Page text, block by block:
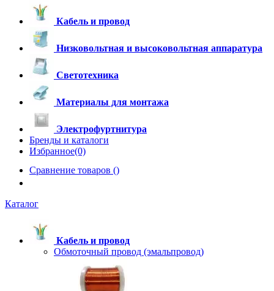
Кабель и провод
Низковольтная и высоковольтная аппаратура
Светотехника
Материалы для монтажа
Электрофуртнитура
Бренды и каталоги
Избранное(0)
Сравнение товаров ()
Каталог
Кабель и провод
Обмоточный провод (эмальпровод)